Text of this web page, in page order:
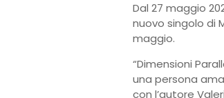
Dal 27 maggio
nuovo singolo di
maggio.
“Dimensioni
una persona
con l’autore